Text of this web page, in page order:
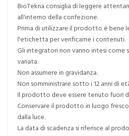
BioTekna consiglia di leggere
all'interno della confezione.
Prima di utilizzare il prodotto è bene
l'etichetta per verificarne i contenuti.
Gli integratori non vanno intesi come
variata.
Non assumere in gravidanza.
Non somministrare sotto i 12 anni di
Il prodotto deve essere tenuto fuori
Conservare il prodotto in luogo
dalla luce.
La data di scadenza si riferisce al